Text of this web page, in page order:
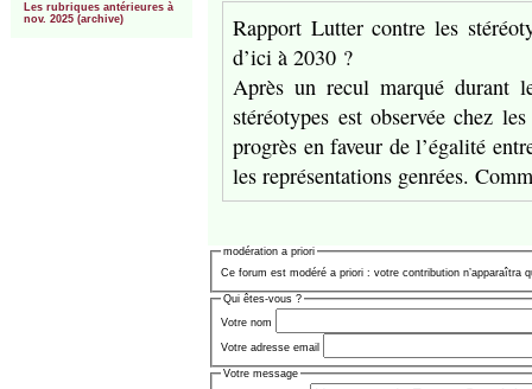
Les rubriques antérieures à
nov. 2025 (archive)
Rapport Lutter contre les
d’ici à 2030 ?
Après un recul marqué durant
stéréotypes est observée chez
progrès en faveur de l’égalité
les représentations genrées.
modération a priori
Ce forum est modéré a priori : votre contribution n’apparaîtra
Qui êtes-vous ?
Votre nom
Votre adresse email
Votre message